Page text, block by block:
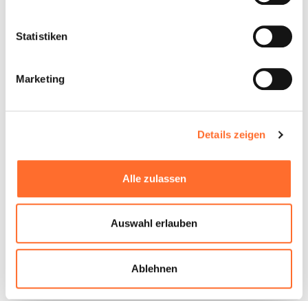
Statistiken
Marketing
Details zeigen
Alle zulassen
Auswahl erlauben
Ablehnen